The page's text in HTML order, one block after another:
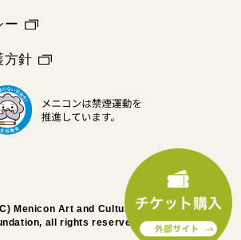
ー
方針
Menicon Art and Culture Memorial
all rights reserved.